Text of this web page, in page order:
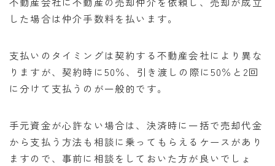
した場合は仲介手数料を払います。
支払いのタイミングは契約する不動産会社により異な
りますが、契約時に50％、引き渡しの際に50％と2回
に分けて支払うのが一般的です。
手元資金が心許ない場合は、決済時に一括で売却代金
から支払う方法も相談に乗ってもらえるケースがあり
ますので、事前に相談をしておいた方が良いでしょ